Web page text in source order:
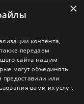
права
владельцев.
Council™. Выбирая
о лесах планеты.
на сайте
изделия.
2. Реальный
×
контента,
передаем
сайта нашим
могут объединять
или
вами их услуг.